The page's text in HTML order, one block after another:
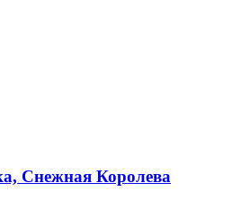
Снежная Королева